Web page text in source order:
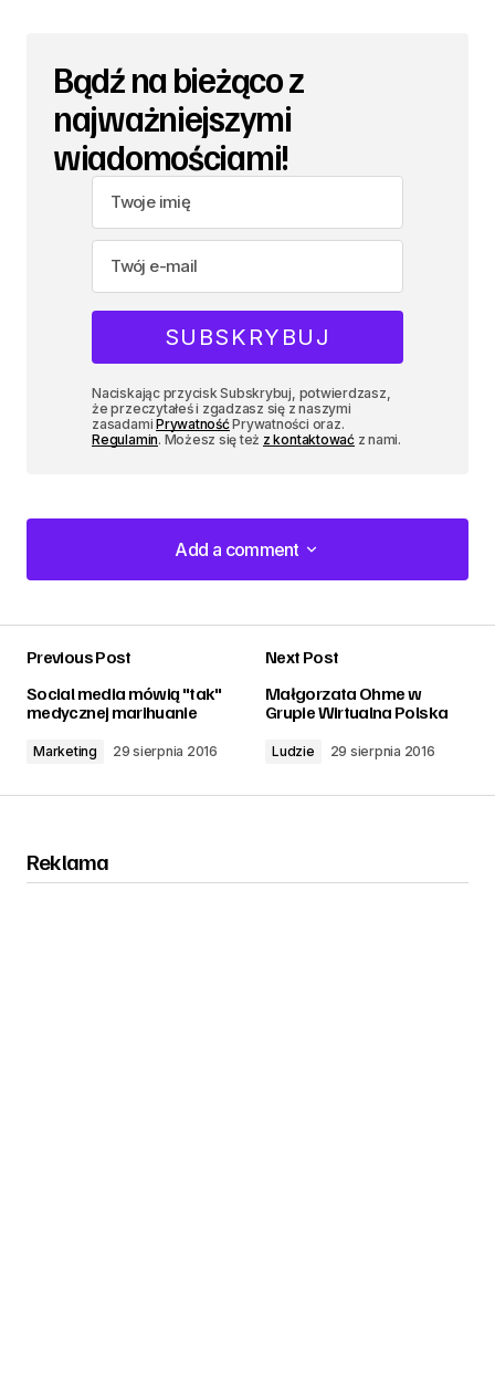
Bądź na bieżąco z
najważniejszymi
wiadomościami!
Naciskając przycisk Subskrybuj, potwierdzasz,
że przeczytałeś i zgadzasz się z naszymi
zasadamiPrywatnośćPrywatności oraz.
Regulamin. Możesz się też z kontaktowaćz nami.
Add a comment
Add a comment
Previous Post
Social media mówią "tak"
medycznej marihuanie
Marketing 29 sierpnia 2016
Next Post
Małgorzata Ohme w
Grupie Wirtualna Polska
Ludzie 29 sierpnia 2016
Reklama